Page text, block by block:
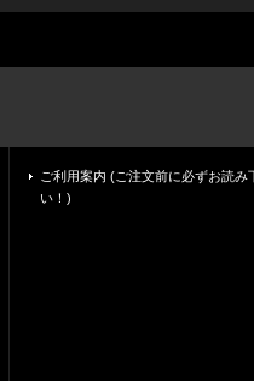
ご利用案内 (ご注文前に必ずお読み
い！)